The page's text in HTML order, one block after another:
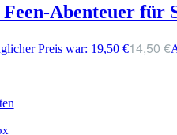
Feen-Abenteuer für
Preis war: 19,50 €14,50 €